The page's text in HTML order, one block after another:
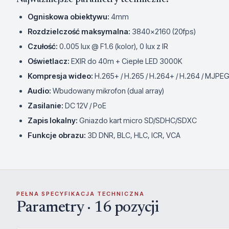
Ogniskowa obiektywu: 4mm
Rozdzielczość maksymalna: 3840×2160 (20fps)
Czułość: 0.005 lux @ F1.6 (kolor), 0 lux z IR
Oświetlacz: EXIR do 40m + Ciepłe LED 3000K
Kompresja wideo: H.265+ / H.265 / H.264+ / H.264 / MJPEG
Audio: Wbudowany mikrofon (dual array)
Zasilanie: DC 12V / PoE
Zapis lokalny: Gniazdo kart micro SD/SDHC/SDXC
Funkcje obrazu: 3D DNR, BLC, HLC, ICR, VCA
PEŁNA SPECYFIKACJA TECHNICZNA
Parametry · 16 pozycji